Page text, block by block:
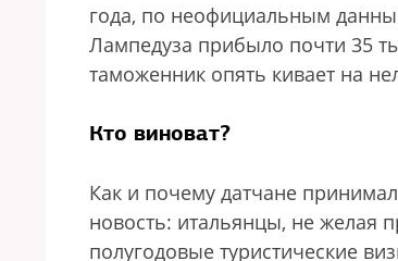
года, по неофициальным
Лампедуза прибыло почти 35
таможенник опять кивает на
Кто виноват?
Как и почему датчане
новость: итальянцы, не желая
полугодовые туристические